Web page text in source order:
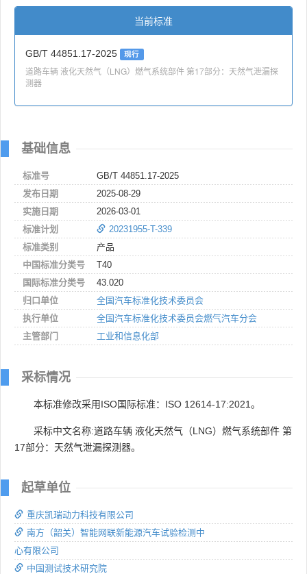
当前标准
GB/T 44851.17-2025 现行
道路车辆 液化天然气（LNG）燃气系统部件 第17部分：天然气泄漏探
测器
基础信息
标准号
GB/T 44851.17-2025
发布日期
2025-08-29
实施日期
2026-03-01
标准计划
20231955-T-339
标准类别
产品
中国标准分类号
T40
国际标准分类号
43.020
归口单位
全国汽车标准化技术委员会
执行单位
全国汽车标准化技术委员会燃气汽车分会
主管部门
工业和信息化部
采标情况
本标准修改采用ISO国际标准：ISO 12614-17:2021。
采标中文名称:道路车辆 液化天然气（LNG）燃气系统部件 第
17部分：天然气泄漏探测器。
起草单位
重庆凯瑞动力科技有限公司
南方（韶关）智能网联新能源汽车试验检测中
心有限公司
中国测试技术研究院